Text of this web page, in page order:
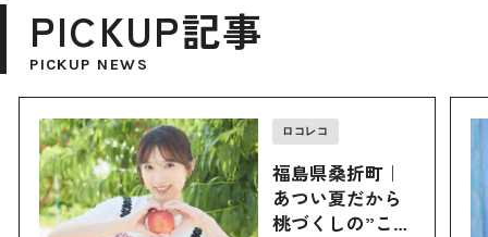
PICKUP記事
PICKUP NEWS
ロコレコ
福島県桑折町｜
あつい夏だから
桃づくしの”こお